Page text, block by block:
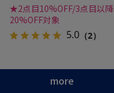
★2点目10%OFF/3点目以降
20%OFF対象
5.0 （2）
more